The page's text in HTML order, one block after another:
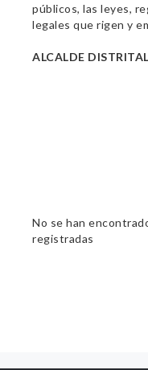
públicos, las leyes,
legales que rigen y
ALCALDE
No se han
registradas